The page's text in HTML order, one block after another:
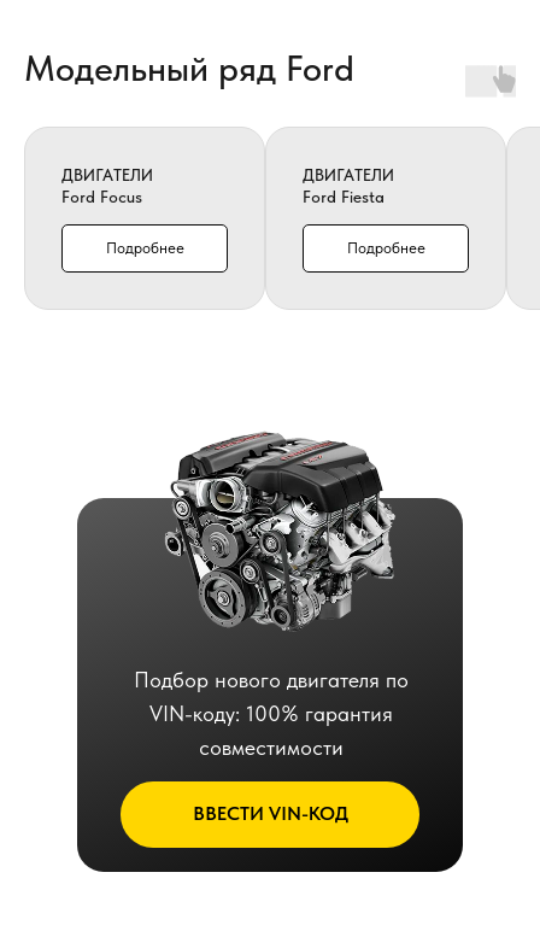
Модельный ряд Ford
ДВИГАТЕЛИ
Ford Focus
Подробнее
ДВИГАТЕЛИ
Ford Fiesta
Подробнее
ВВЕСТИ VIN-КОД
Подбор нового двигателя по
VIN-коду: 100% гарантия
совместимости